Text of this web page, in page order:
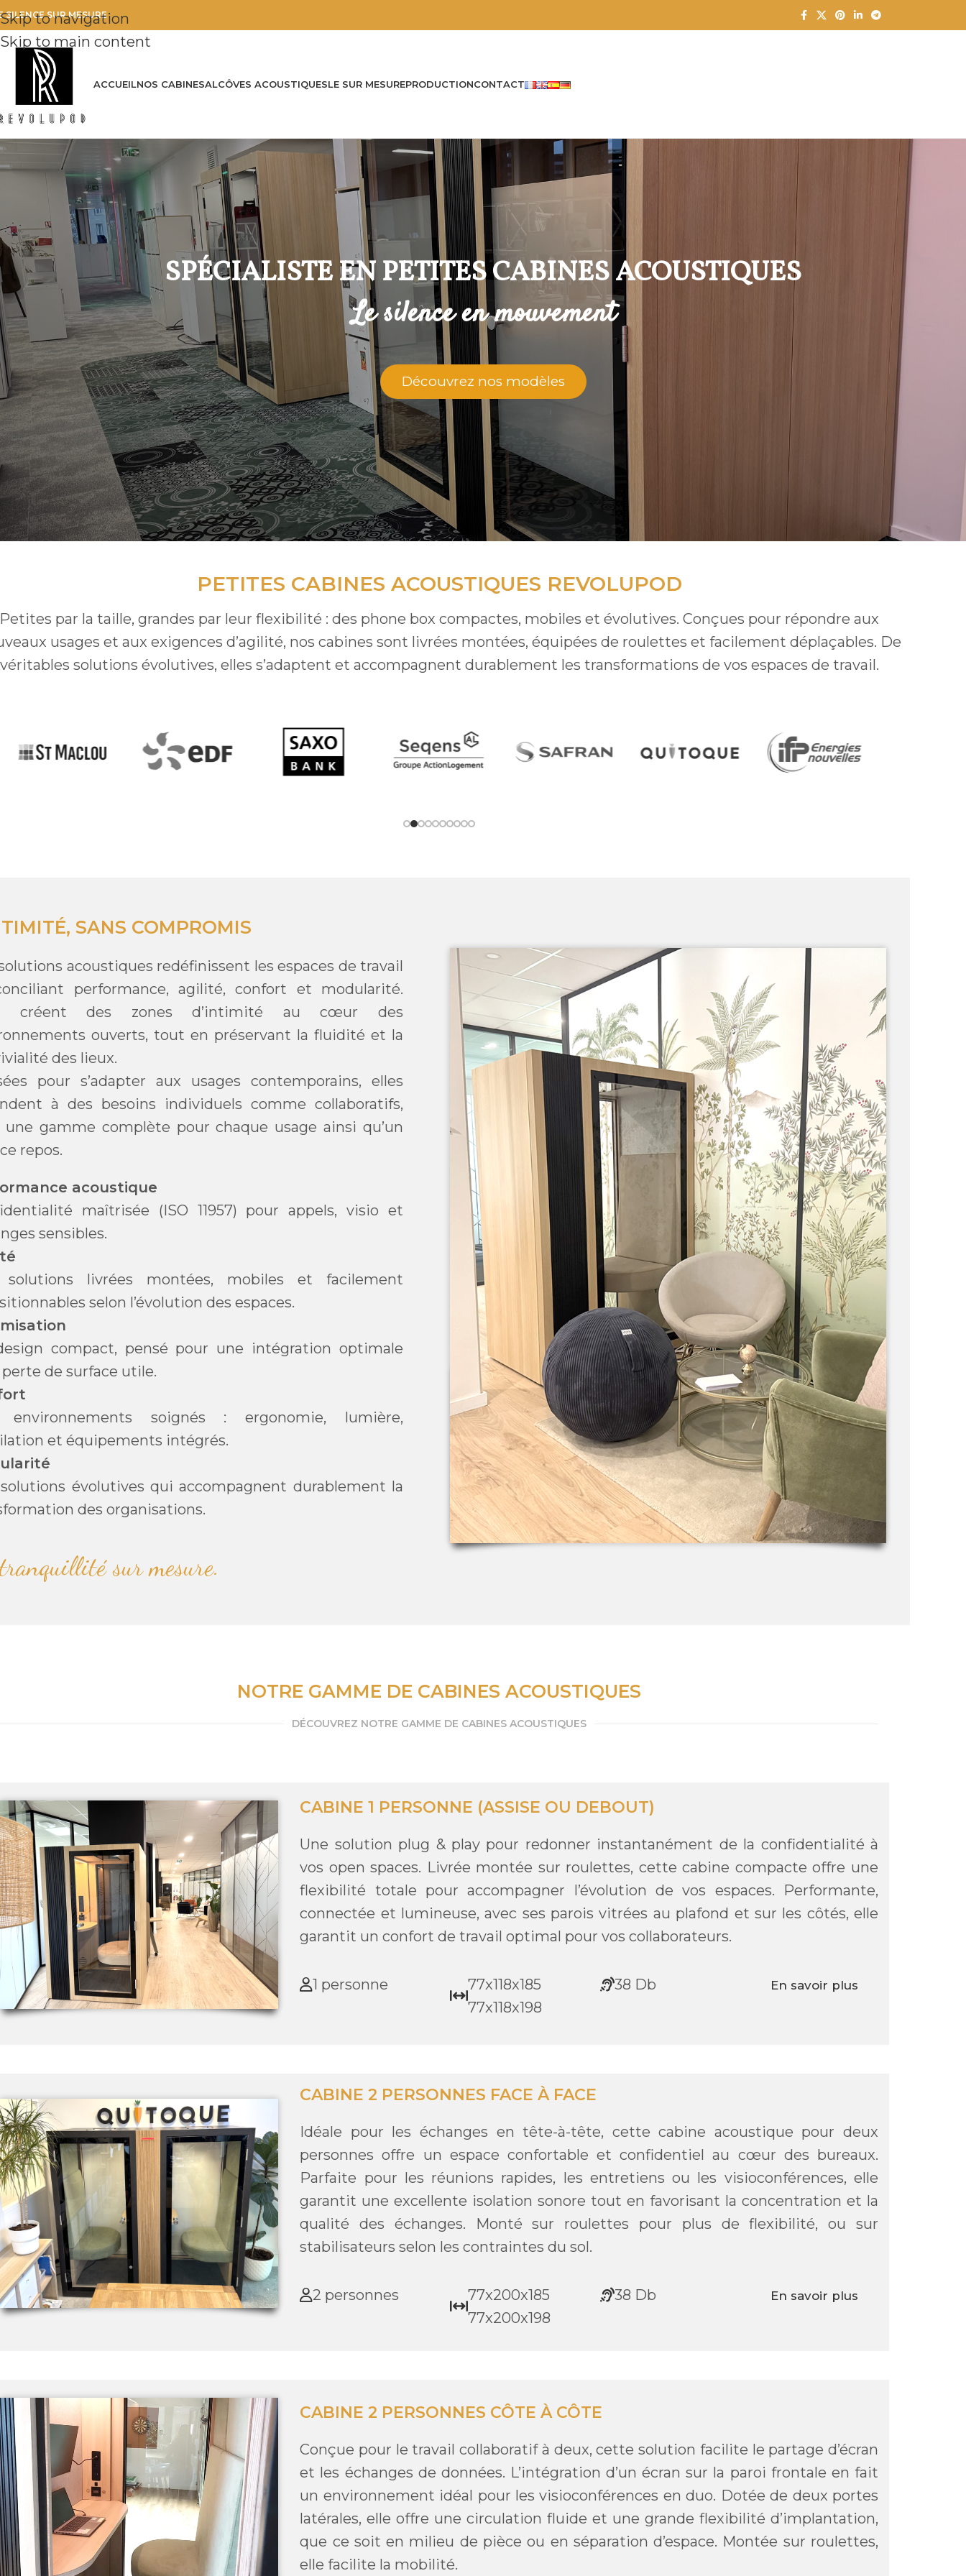
Skip to navigation
Skip to main content
SILENCE SUR MESURE
ACCUEILNOS CABINESALCÔVES ACOUSTIQUESLE SUR MESUREPRODUCTIONCONTACT
SPÉCIALISTE EN PETITES CABINES ACOUSTIQUES
Le silence en mouvement
Découvrez nos modèles
PETITES CABINES ACOUSTIQUES REVOLUPOD
Petites par la taille, grandes par leur flexibilité : des phone box compactes, mobiles et évolutives. Conçues pour répondre aux
usages et aux exigences d’agilité, nos cabines sont livrées montées, équipées de roulettes et facilement déplaçables. De
véritables solutions évolutives, elles s’adaptent et accompagnent durablement les transformations de vos espaces de travail.
SANS COMPROMIS
acoustiques redéfinissent les espaces de travail
performance, agilité, confort et modularité.
créent des zones d’intimité au cœur des
ouverts, tout en préservant la fluidité et la
des lieux.
pour s’adapter aux usages contemporains, elles
à des besoins individuels comme collaboratifs,
une gamme complète pour chaque usage ainsi qu’un
repos.
acoustique
maîtrisée (ISO 11957) pour appels, visio et
sensibles.
solutions livrées montées, mobiles et facilement
selon l’évolution des espaces.
compact, pensé pour une intégration optimale
perte de surface utile.
environnements soignés : ergonomie, lumière,
et équipements intégrés.
évolutives qui accompagnent durablement la
des organisations.
sur mesure.
NOTRE GAMME DE CABINES ACOUSTIQUES
DÉCOUVREZ NOTRE GAMME DE CABINES ACOUSTIQUES
CABINE 1 PERSONNE (ASSISE OU DEBOUT)
Une solution plug & play pour redonner instantanément de la confidentialité à
vos open spaces. Livrée montée sur roulettes, cette cabine compacte offre une
flexibilité totale pour accompagner l’évolution de vos espaces. Performante,
connectée et lumineuse, avec ses parois vitrées au plafond et sur les côtés, elle
garantit un confort de travail optimal pour vos collaborateurs.
1 personne
77x118x185
77x118x198
38 Db En savoir plus
CABINE 2 PERSONNES FACE À FACE
Idéale pour les échanges en tête-à-tête, cette cabine acoustique pour deux
personnes offre un espace confortable et confidentiel au cœur des bureaux.
Parfaite pour les réunions rapides, les entretiens ou les visioconférences, elle
garantit une excellente isolation sonore tout en favorisant la concentration et la
qualité des échanges. Monté sur roulettes pour plus de flexibilité, ou sur
stabilisateurs selon les contraintes du sol.
2 personnes
77x200x185
77x200x198
38 Db En savoir plus
CABINE 2 PERSONNES CÔTE À CÔTE
Conçue pour le travail collaboratif à deux, cette solution facilite le partage d’écran
et les échanges de données. L’intégration d’un écran sur la paroi frontale en fait
un environnement idéal pour les visioconférences en duo. Dotée de deux portes
latérales, elle offre une circulation fluide et une grande flexibilité d’implantation,
que ce soit en milieu de pièce ou en séparation d’espace. Montée sur roulettes,
elle facilite la mobilité.